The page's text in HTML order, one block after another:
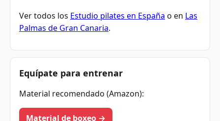
Ver todos los Estudio pilates en España o en Las
Palmas de Gran Canaria.
Equípate para entrenar
Material recomendado (Amazon):
Material de boxeo →